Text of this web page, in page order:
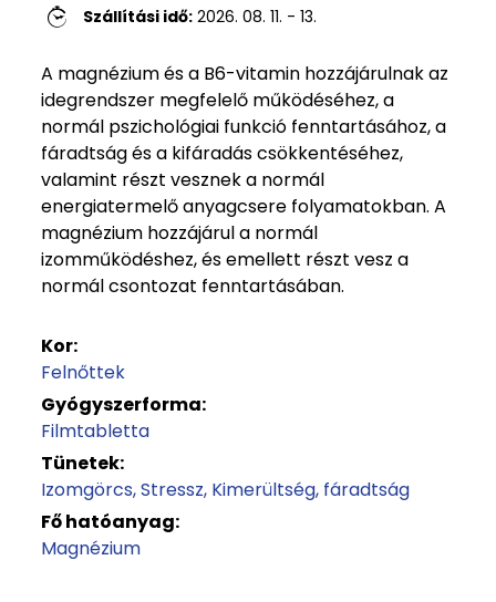
Szállítási idő: 2026. 08. 11. - 13.
A magnézium és a B6-vitamin hozzájárulnak az
idegrendszer megfelelő működéséhez, a
normál pszichológiai funkció fenntartásához, a
fáradtság és a kifáradás csökkentéséhez,
valamint részt vesznek a normál
energiatermelő anyagcsere folyamatokban. A
magnézium hozzájárul a normál
izomműködéshez, és emellett részt vesz a
normál csontozat fenntartásában.
Kor:
Felnőttek
Gyógyszerforma:
Filmtabletta
Tünetek:
Izomgörcs Stressz Kimerültség, fáradtság
Fő hatóanyag:
Magnézium